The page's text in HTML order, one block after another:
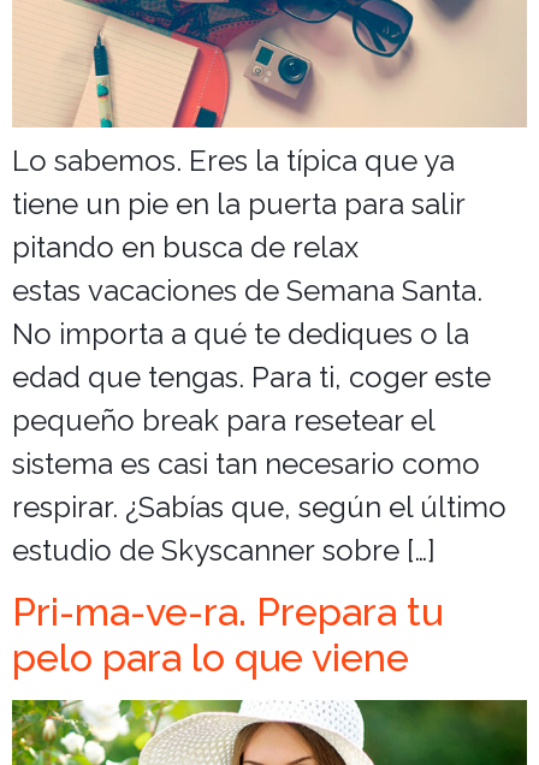
Lo sabemos. Eres la típica que ya
tiene un pie en la puerta para salir
pitando en busca de relax
estas vacaciones de Semana Santa.
No importa a qué te dediques o la
edad que tengas. Para ti, coger este
pequeño break para resetear el
sistema es casi tan necesario como
respirar. ¿Sabías que, según el último
estudio de Skyscanner sobre […]
Pri-ma-ve-ra. Prepara tu
pelo para lo que viene